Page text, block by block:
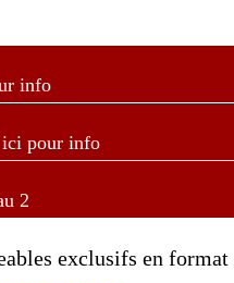
info
ici pour info
2
exclusifs en